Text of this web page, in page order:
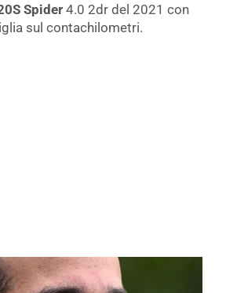
Spider 4.0 2dr del 2021 con
sul contachilometri.